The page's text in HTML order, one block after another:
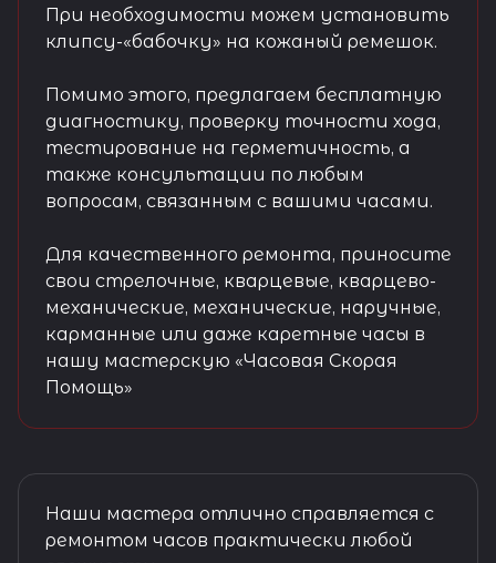
При необходимости можем установить
клипсу-«бабочку» на кожаный ремешок.
Помимо этого, предлагаем бесплатную
диагностику, проверку точности хода,
тестирование на герметичность, а
также консультации по любым
вопросам, связанным с вашими часами.
Для качественного ремонта, приносите
свои стрелочные, кварцевые, кварцево-
механические, механические, наручные,
карманные или даже каретные часы в
нашу мастерскую «Часовая Скорая
Помощь»
Наши мастера отлично справляется с
ремонтом часов практически любой